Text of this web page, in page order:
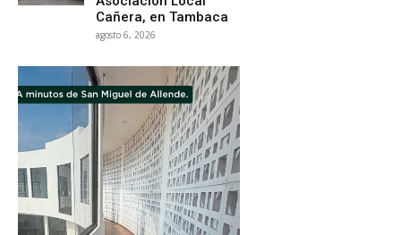
Cañera, en Tambaca
agosto 6, 2026